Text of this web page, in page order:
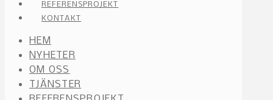
REFERENSPROJEKT
KONTAKT
HEM
NYHETER
OM OSS
TJÄNSTER